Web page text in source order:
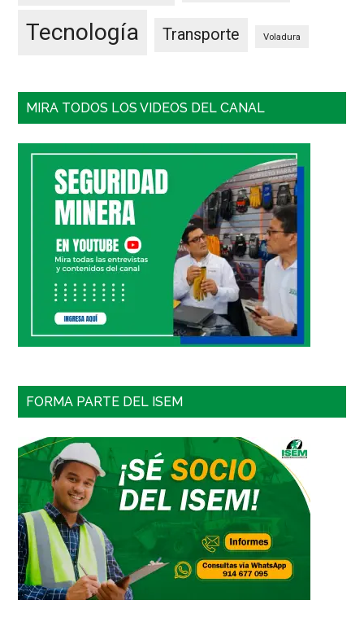
Tecnología Transporte Voladura
MIRA TODOS LOS VIDEOS DEL CANAL
FORMA PARTE DEL ISEM